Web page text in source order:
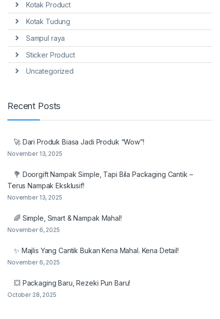
Kotak Product
Kotak Tudung
Sampul raya
Sticker Product
Uncategorized
Recent Posts
🚀 Dari Produk Biasa Jadi Produk “Wow”!
November 13, 2025
💐 Doorgift Nampak Simple, Tapi Bila Packaging Cantik –
Terus Nampak Eksklusif!
November 13, 2025
🌈 Simple, Smart & Nampak Mahal!
November 6, 2025
✨ Majlis Yang Cantik Bukan Kena Mahal. Kena Detail!
November 6, 2025
💥 Packaging Baru, Rezeki Pun Baru!
October 28, 2025